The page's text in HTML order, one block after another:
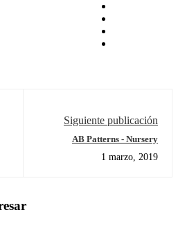
Siguiente publicación
AB Patterns - Nursery
1 marzo, 2019